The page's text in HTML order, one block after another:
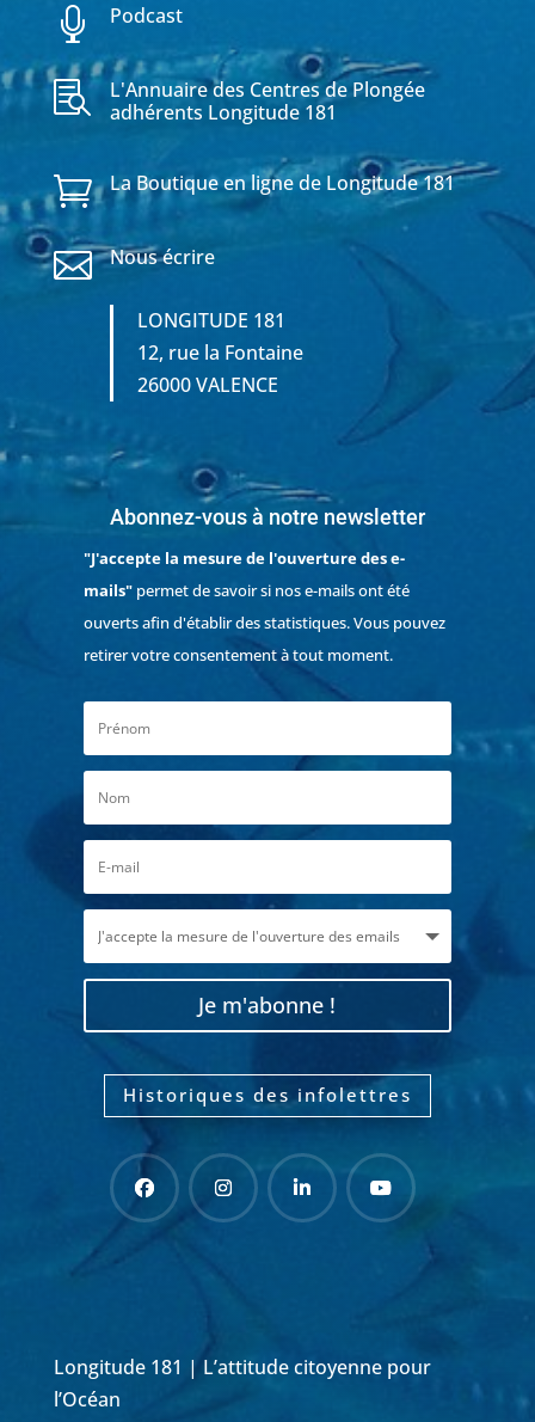
 Podcast

L'Annuaire des Centres de Plongée
adhérents Longitude 181
 La Boutique en ligne de Longitude 181
 Nous écrire
LONGITUDE 181
12, rue la Fontaine
26000 VALENCE
Abonnez-vous à notre newsletter
"J'accepte la mesure de l'ouverture des e-
mails"permet de savoir si nos e-mails ont été
ouverts afin d'établir des statistiques. Vous pouvez
retirer votre consentement à tout moment.
Je m'abonne !
Historiques des infolettres
Longitude 181 | L’attitude citoyenne pour
l’Océan